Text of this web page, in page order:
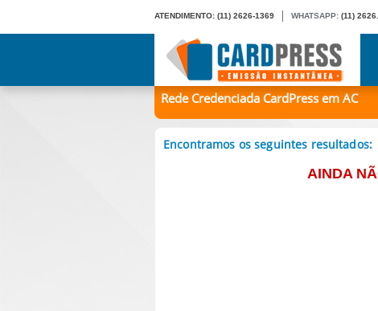
ATENDIMENTO: (11) 2626-1369 WHATSAPP: (11)
Rede Credenciada CardPress em AC
Encontramos os seguintes resultados:
AINDA